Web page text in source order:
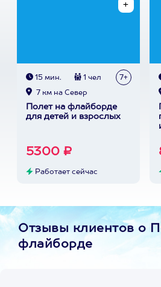
15 мин. 1 чел 7+
7 км на Север
Полет на флайборде
для детей и взрослых
5300 ₽
Работает сейчас
Отзывы клиентов о
флайборде